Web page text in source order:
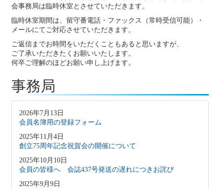
会事務局は臨時休室とさせていただきます。
臨時休室期間は、留守番電話・ファックス（常時受信可能）・
メールにてご対応させていただきます。
ご返信までお時間をいただくこともあると思いますが、
ご了承いただきたくお願いいたします。
何卒ご理解のほどお願い申し上げます。
事務局
2026年7月13日
会員名簿用の登録フォーム
2025年11月4日
創立75周年記念祝賀会の開催について
2025年10月10日
会員の皆様へ 会誌437号発送の遅れにつきお詫び
2025年9月9日